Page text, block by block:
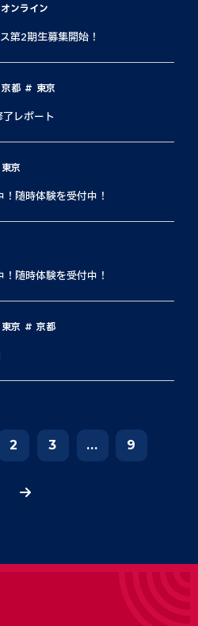
オンライン
第2期生募集開始！
京都 東京
レポート
東京
随時体験を受付中！
随時体験を受付中！
東京 京都
2 3 ... 9